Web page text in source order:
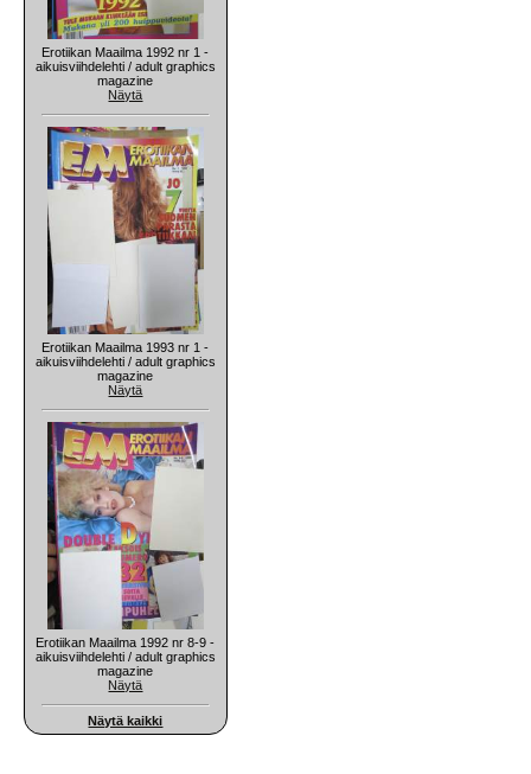
Erotiikan Maailma 1992 nr 1 -
aikuisviihdelehti / adult graphics
magazine
Näytä
Erotiikan Maailma 1993 nr 1 -
aikuisviihdelehti / adult graphics
magazine
Näytä
Erotiikan Maailma 1992 nr 8-9 -
aikuisviihdelehti / adult graphics
magazine
Näytä
Näytä kaikki